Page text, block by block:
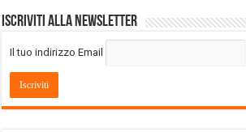
Iscriviti alla Newsletter
Il tuo indirizzo Email